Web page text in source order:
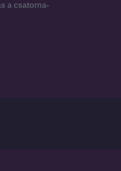
a csatorna-